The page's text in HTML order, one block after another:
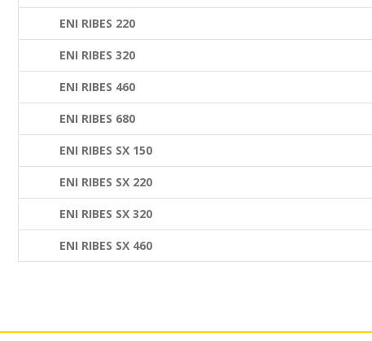
ENI RIBES 220
ENI RIBES 320
ENI RIBES 460
ENI RIBES 680
ENI RIBES SX 150
ENI RIBES SX 220
ENI RIBES SX 320
ENI RIBES SX 460